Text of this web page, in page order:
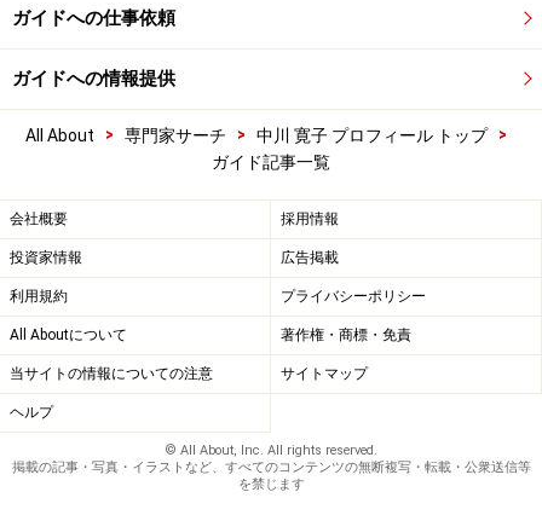
ガイドへの仕事依頼
ガイドへの情報提供
All About > 専門家サーチ > 中川 寛子 プロフィール トップ
>
ガイド記事一覧
会社概要 採用情報
投資家情報 広告掲載
利用規約 プライバシーポリシー
All Aboutについて 著作権・商標・免責
当サイトの情報についての注意 サイトマップ
ヘルプ
© All About, Inc. All rights reserved.
掲載の記事・写真・イラストなど、すべてのコンテンツの無断複写・転載・公衆送信等
を禁じます